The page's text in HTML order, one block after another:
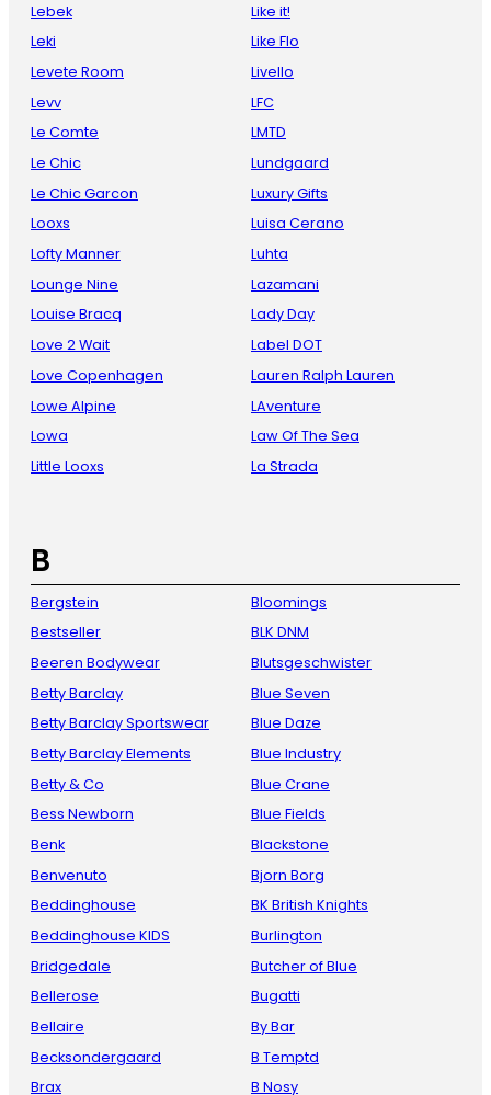
Lebek
Leki
Levete Room
Levv
Le Comte
Le Chic
Le Chic Garcon
Looxs
Lofty Manner
Lounge Nine
Louise Bracq
Love 2 Wait
Love Copenhagen
Lowe Alpine
Lowa
Little Looxs
Like it!
Like Flo
Livello
LFC
LMTD
Lundgaard
Luxury Gifts
Luisa Cerano
Luhta
Lazamani
Lady Day
Label DOT
Lauren Ralph Lauren
LAventure
Law Of The Sea
La Strada
B
Bergstein
Bestseller
Beeren Bodywear
Betty Barclay
Betty Barclay Sportswear
Betty Barclay Elements
Betty & Co
Bess Newborn
Benk
Benvenuto
Beddinghouse
Beddinghouse KIDS
Bridgedale
Bellerose
Bellaire
Becksondergaard
Brax
Bloomings
BLK DNM
Blutsgeschwister
Blue Seven
Blue Daze
Blue Industry
Blue Crane
Blue Fields
Blackstone
Bjorn Borg
BK British Knights
Burlington
Butcher of Blue
Bugatti
By Bar
B Temptd
B Nosy